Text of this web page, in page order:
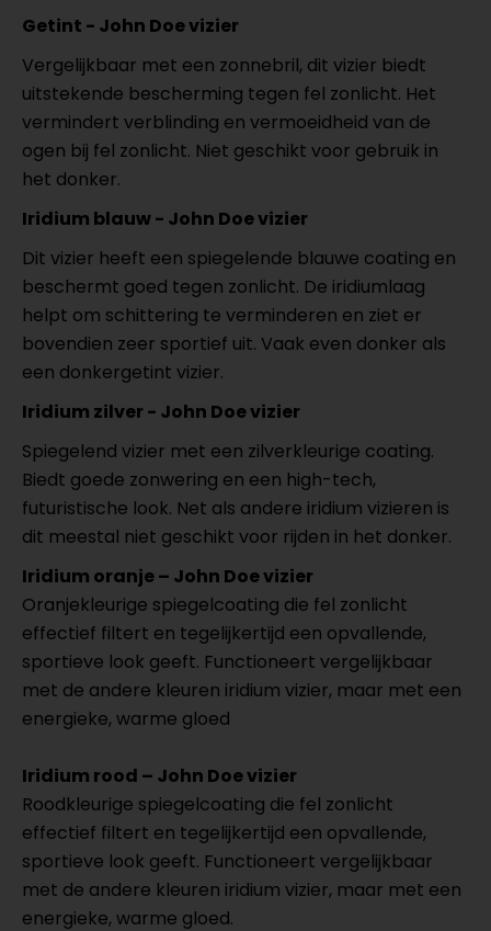
Getint - John Doe vizier
Vergelijkbaar met een zonnebril, dit vizier biedt
uitstekende bescherming tegen fel zonlicht. Het
vermindert verblinding en vermoeidheid van de
ogen bij fel zonlicht. Niet geschikt voor gebruik in
het donker.
Iridium blauw - John Doe vizier
Dit vizier heeft een spiegelende blauwe coating en
beschermt goed tegen zonlicht. De iridiumlaag
helpt om schittering te verminderen en ziet er
bovendien zeer sportief uit. Vaak even donker als
een donkergetint vizier.
Iridium zilver - John Doe vizier
Spiegelend vizier met een zilverkleurige coating.
Biedt goede zonwering en een high-tech,
futuristische look. Net als andere iridium vizieren is
dit meestal niet geschikt voor rijden in het donker.
Iridium oranje – John Doe vizier
Oranjekleurige spiegelcoating die fel zonlicht
effectief filtert en tegelijkertijd een opvallende,
sportieve look geeft. Functioneert vergelijkbaar
met de andere kleuren iridium vizier, maar met een
energieke, warme gloed
Iridium rood – John Doe vizier
Roodkleurige spiegelcoating die fel zonlicht
effectief filtert en tegelijkertijd een opvallende,
sportieve look geeft. Functioneert vergelijkbaar
met de andere kleuren iridium vizier, maar met een
energieke, warme gloed.